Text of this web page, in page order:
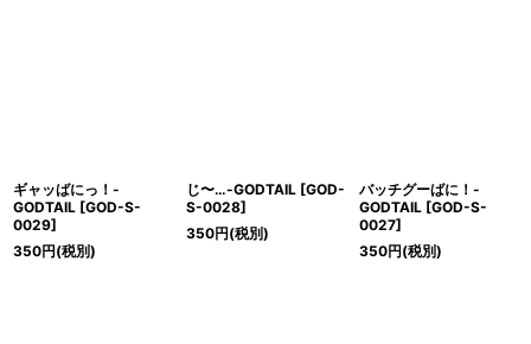
ギャッばにっ！-
GODTAIL [GOD-S-
0029]
350円(税別)
じ〜…-GODTAIL [GOD-
S-0028]
350円(税別)
バッチグーばに！-
GODTAIL [GOD-S-
0027]
350円(税別)